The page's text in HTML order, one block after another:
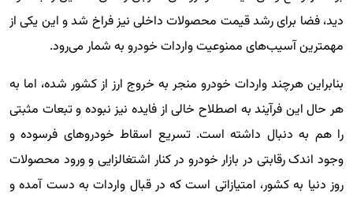
دید، فضا برای رشد قیمت محصولات داخلی نیز فراخ شد و این یکی از
مهمترین آسیب‌های ممنوعیت واردات خودرو به شمار می‌رود.
بنابراین هرچند واردات خودرو منجر به خروج ارز از کشور شده، اما به
هر حال این فرآیند به اصطلاح خالی از فایده نیز نبوده و تبعات مثبتی
را هم به دنبال داشته است. تسریع اسقاط خودروهای فرسوده و
وجود اندک رقابتی در بازار خودرو در کنار اشتغالزایی و ورود محصولات
روز دنیا به کشور، امتیازاتی است که در قبال واردات به دست آمده و